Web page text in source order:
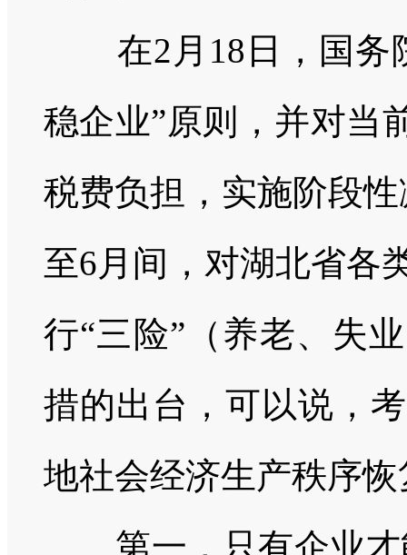
在2 月 18 日，国
稳企业”原则，并对当
税费负担，实施阶段
至6月间，对湖北省各
行“三险”（养老、失
措的出台，可以说，
地社会经济生产秩序
第一，只有企业才